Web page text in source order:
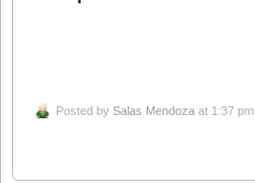
Posted by Salas Mendoza at 1:37 pm